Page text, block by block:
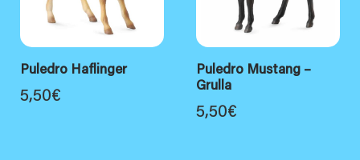
Puledro Haflinger
5,50€
Puledro Mustang –
Grulla
5,50€